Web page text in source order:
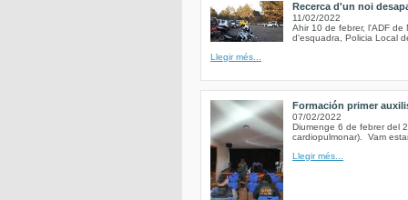
Recerca d'un noi
11/02/2022
Ahir 10 de febrer, l'ADF de
d'esquadra, Policia Local
Llegir més...
Formación primer
07/02/2022
Diumenge 6 de febrer del
cardiopulmonar). Vam
Llegir més...